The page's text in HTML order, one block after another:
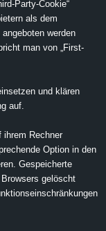
Party-Cookie“
als dem
werden
man von „First-
und klären
auf.
ihrem Rechner
Option in den
Gespeicherte
gelöscht